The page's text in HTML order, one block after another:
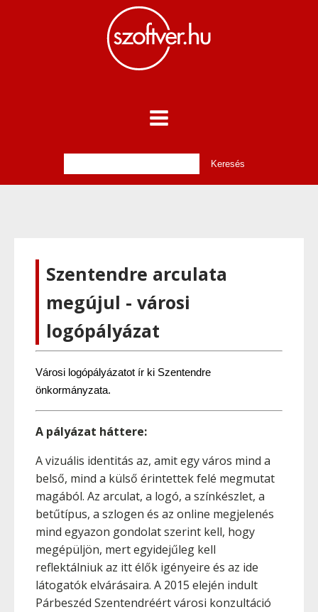
Szentendre arculata
megújul - városi
logópályázat
Városi logópályázatot ír ki Szentendre
önkormányzata.
A pályázat háttere:
A vizuális identitás az, amit egy város mind a
belső, mind a külső érintettek felé megmutat
magából. Az arculat, a logó, a színkészlet, a
betűtípus, a szlogen és az online megjelenés
mind egyazon gondolat szerint kell, hogy
megépüljön, mert egyidejűleg kell
reflektálniuk az itt élők igényeire és az ide
látogatók elvárásaira. A 2015 elején indult
Párbeszéd Szentendréért városi konzultáció